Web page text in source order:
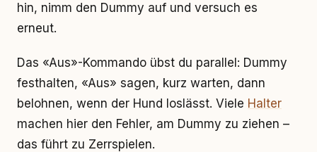
hin, nimm den Dummy auf und versuch es
erneut.
Das «Aus»-Kommando übst du parallel: Dummy
festhalten, «Aus» sagen, kurz warten, dann
belohnen, wenn der Hund loslässt. Viele Halter
machen hier den Fehler, am Dummy zu ziehen –
das führt zu Zerrspielen.